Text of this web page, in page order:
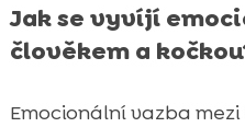
Jak se vyvíjí
člověkem a
Emocionální vazba